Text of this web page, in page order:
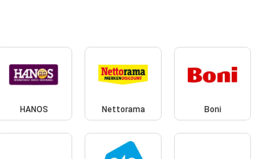
HANOS Nettorama Boni